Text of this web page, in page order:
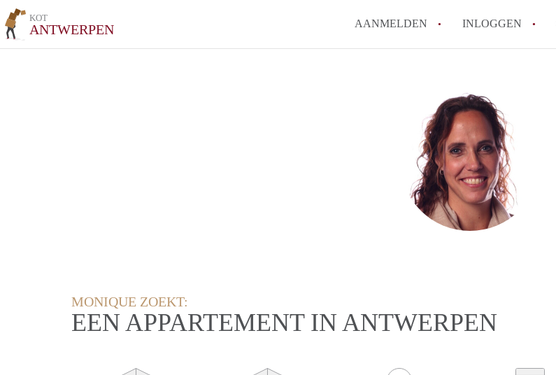
KOT
ANTWERPEN AANMELDEN INLOGGEN
MONIQUE ZOEKT:
EEN APPARTEMENT IN ANTWERPEN